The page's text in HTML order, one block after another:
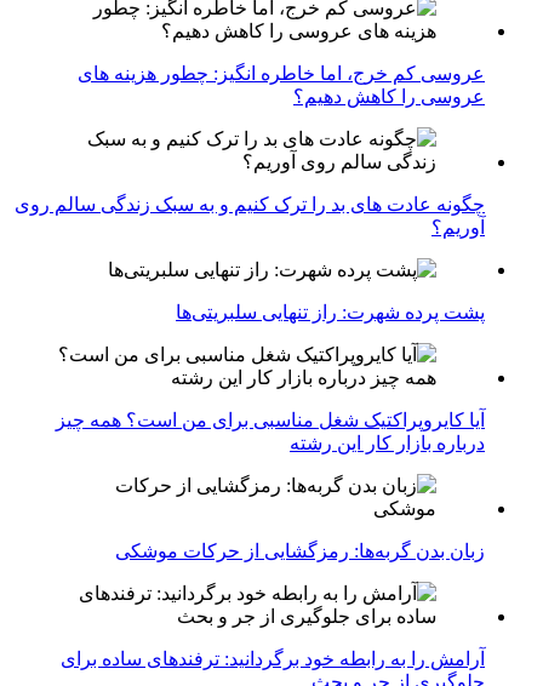
عروسی کم خرج، اما خاطره انگیز: چطور هزینه های
عروسی را کاهش دهیم؟
چگونه عادت‌ های بد را ترک کنیم و به سبک زندگی سالم روی
آوریم؟
پشت پرده شهرت: راز تنهایی سلبریتی‌ها
آیا کایروپراکتیک شغل مناسبی برای من است؟ همه چیز
درباره بازار کار این رشته
زبان بدن گربه‌ها: رمزگشایی از حرکات موشکی
آرامش را به رابطه خود برگردانید: ترفندهای ساده برای
جلوگیری از جر و بحث